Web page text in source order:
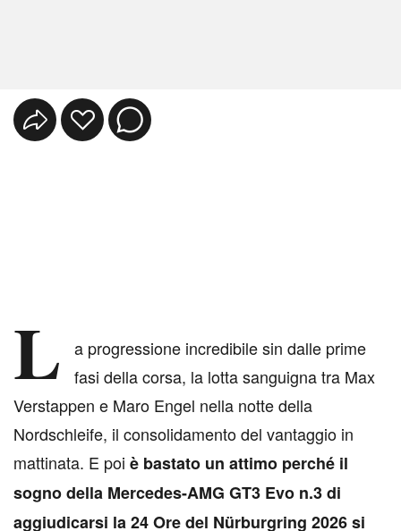
L
a progressione incredibile sin dalle prime
fasi della corsa, la lotta sanguigna tra Max
Verstappen e Maro Engel nella notte della
Nordschleife, il consolidamento del vantaggio in
mattinata. E poi è bastato un attimo perché il
sogno della Mercedes-AMG GT3 Evo n.3 di
aggiudicarsi la 24 Ore del Nürburgring 2026 si